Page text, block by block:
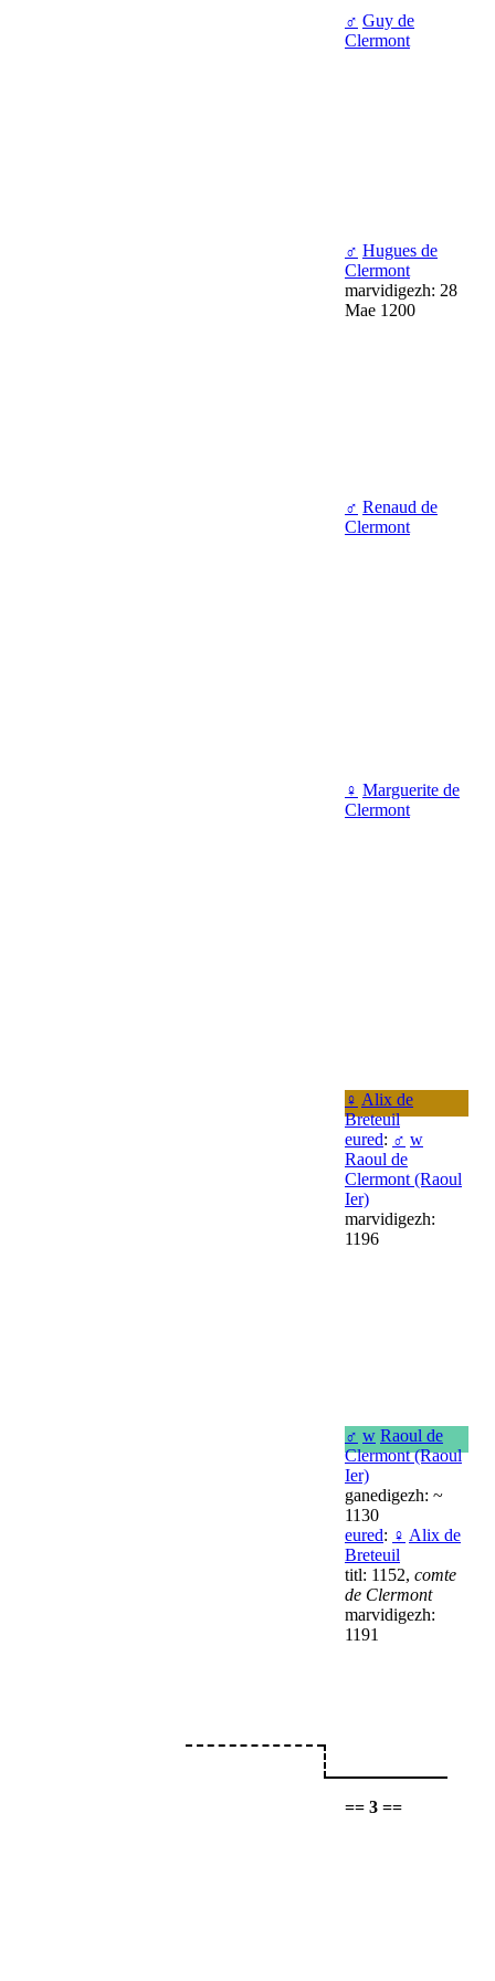
♂ Guy de
Clermont
♂ Hugues de
Clermont
marvidigezh: 28
Mae 1200
♂ Renaud de
Clermont
♀ Marguerite de
Clermont
♀ Alix de
Breteuil
eured: ♂ w
Raoul de
Clermont (Raoul
Ier)
marvidigezh:
1196
♂ w Raoul de
Clermont (Raoul
Ier)
ganedigezh: ~
1130
eured: ♀ Alix de
Breteuil
titl: 1152, comte
de Clermont
marvidigezh:
1191
== 3 ==